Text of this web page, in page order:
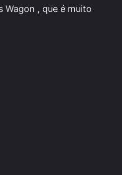
Wagon , que é muito